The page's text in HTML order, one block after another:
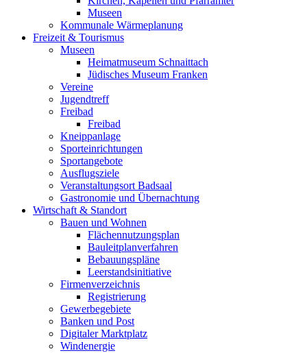
Museen
Kommunale Wärmeplanung
Freizeit & Tourismus
Museen
Heimatmuseum Schnaittach
Jüdisches Museum Franken
Vereine
Jugendtreff
Freibad
Freibad
Kneippanlage
Sporteinrichtungen
Sportangebote
Ausflugsziele
Veranstaltungsort Badsaal
Gastronomie und Übernachtung
Wirtschaft & Standort
Bauen und Wohnen
Flächennutzungsplan
Bauleitplanverfahren
Bebauungspläne
Leerstandsinitiative
Firmenverzeichnis
Registrierung
Gewerbegebiete
Banken und Post
Digitaler Marktplatz
Windenergie